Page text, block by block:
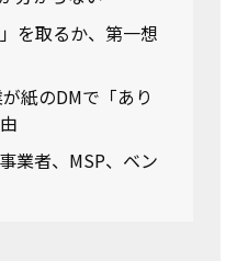
を取るか、第一想
紙のDMで「あり
業者、MSP、ベン